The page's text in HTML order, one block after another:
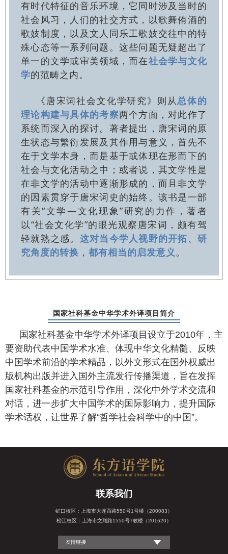
有时代特征的音乐环境，它同时涉及当时的
社会风习，人们的社交方式，以歌舞侑酒的
歌妓制度，以及文人同乐工歌妓交往中的特
殊心态等一系列问题。这些问题无疑超出了
单一的文学或审美领域，而在社会学与文化
学的范畴之内。
《唐宋词社会文化学研究》则从总体的
理论构建与具体的考察两个方面，对此作了
系统而深入的探讨。著者提出，唐宋词的原
生状态与繁衍发展及其作用与意义，首先不
在于文学本身，而是基于或体现在形而下的
社会与文化活动之中；或者说，其文学性是
在非文学的活动中逐渐形成的，而且非文学
的因素贯穿于唐宋词史的始终。该书是一部
有关“文学—文化现象”研究的力作，著者
以“社会文化学”的眼光观察唐宋词，颇有驾
轻就熟之感。 这对当今学人视野的开拓、研
究角度的转换 ， 都有相当的启发意义 。
国家社科基金中华学术外译项目简介
国家社科基金中华学术外译项目设立于2010年，主
要资助代表中国学术水准、体现中华文化精髓、反映
中国学术前沿的学术精品，以外文形式在国外权威出
版机构出版并进入国外主流发行传播渠道，旨在发挥
国家社科基金的示范引导作用，深化中外学术交流和
对话，进一步扩大中国学术的国际影响力，提升国际
学术话权，让世界了解“哲学社会科学中的中国”。
联系我们
虹口校区：上海市大连西路550号1号楼（200083）
松江校区：上海市文翔路1550号7教楼（201620）
友情链接